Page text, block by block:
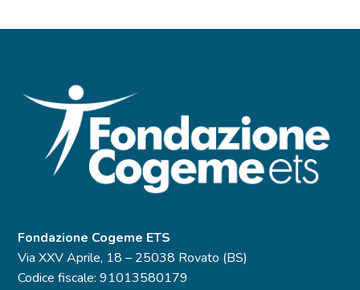
Fondazione Cogeme ETS
Via XXV Aprile, 18 – 25038 Rovato (BS)
Codice fiscale: 91013580179